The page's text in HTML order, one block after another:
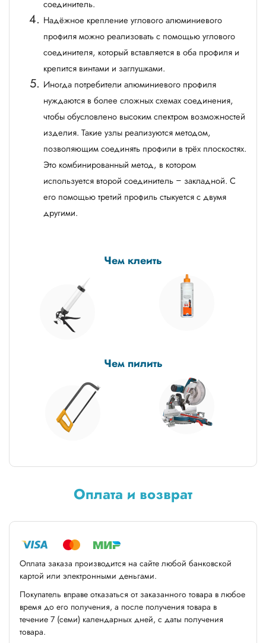
соединитель.
Надёжное крепление углового алюминиевого
профиля можно реализовать с помощью углового
соединителя, который вставляется в оба профиля и
крепится винтами и заглушками.
Иногда потребители алюминиевого профиля
нуждаются в более сложных схемах соединения,
чтобы обусловлено высоким спектром возможностей
изделия. Такие узлы реализуются методом,
позволяющим соединять профили в трёх плоскостях.
Это комбинированный метод, в котором
используется второй соединитель – закладной. С
его помощью третий профиль стыкуется с двумя
другими.
Чем клеить
Чем пилить
Оплата и возврат
Оплата заказа производится на сайте любой банковской
картой или электронными деньгами.
Покупатель вправе отказаться от заказанного товара в любое
время до его получения, а после получения товара в
течение 7 (семи) календарных дней, с даты получения
товара.